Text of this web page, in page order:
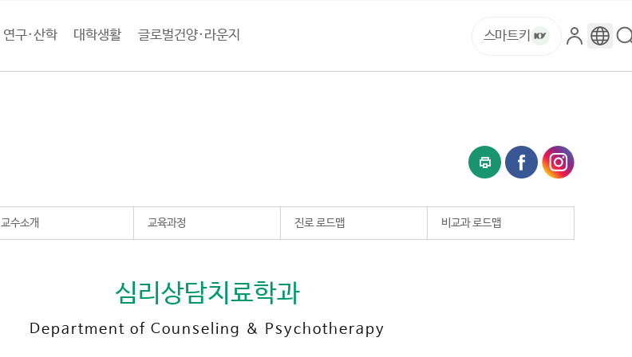
연구·산학 대학생활 글로벌건양·라운지 스마트키
로
구
교수소개 교육과정 진로 로드맵 비교과 로드맵
심리상담치료학과
Department of Counseling & Psychotherapy